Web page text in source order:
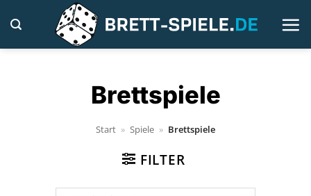
Inhalt
springen
Brettspiele
Start » Spiele » Brettspiele
FILTER